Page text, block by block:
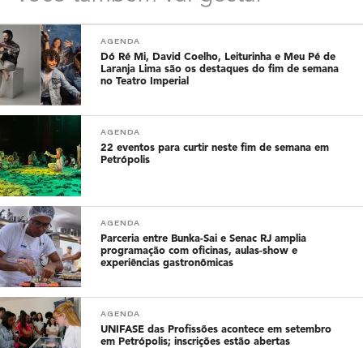
AGENDA
Dó Ré Mi, David Coelho, Leiturinha e Meu Pé de
Laranja Lima são os destaques do fim de semana
no Teatro Imperial
AGENDA
22 eventos para curtir neste fim de semana em
Petrópolis
AGENDA
Parceria entre Bunka-Sai e Senac RJ amplia
programação com oficinas, aulas-show e
experiências gastronômicas
AGENDA
UNIFASE das Profissões acontece em setembro
em Petrópolis; inscrições estão abertas